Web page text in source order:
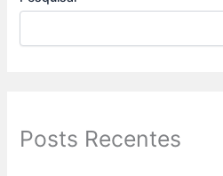
Posts Recentes